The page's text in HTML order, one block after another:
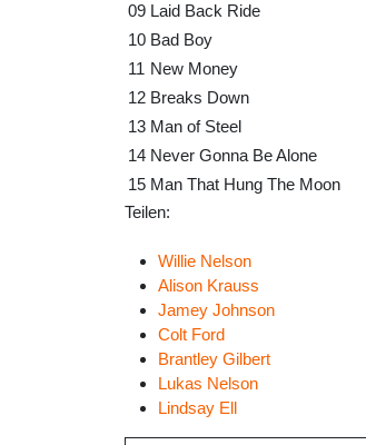
09 Laid Back Ride
10 Bad Boy
11 New Money
12 Breaks Down
13 Man of Steel
14 Never Gonna Be Alone
15 Man That Hung The Moon
Teilen:
Willie Nelson
Alison Krauss
Jamey Johnson
Colt Ford
Brantley Gilbert
Lukas Nelson
Lindsay Ell